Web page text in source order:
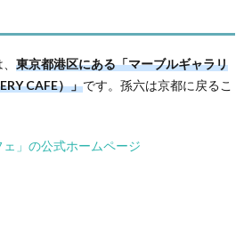
東京都港区にある「マーブルギャラリ
CAFE）」です。孫六は京都に戻るこ
ェ」の公式ホームページ